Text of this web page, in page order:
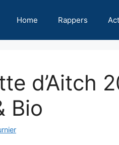
Home Rappers
d’Aitch
Bio